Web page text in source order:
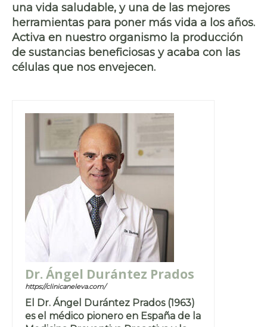
una vida saludable, y una de las mejores
herramientas para poner más vida a los años.
Activa en nuestro organismo la producción
de sustancias beneficiosas y acaba con las
células que nos envejecen.
Dr. Ángel Durántez Prados
https://clinicaneleva.com/
El Dr. Ángel Durántez Prados (1963)
es el médico pionero en España de la